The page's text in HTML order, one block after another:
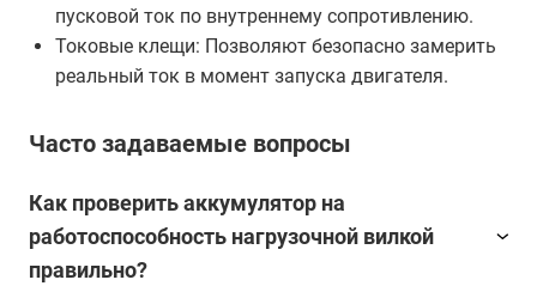
пусковой ток по внутреннему сопротивлению.
Токовые клещи: Позволяют безопасно замерить
реальный ток в момент запуска двигателя.
Часто задаваемые вопросы
Как проверить аккумулятор на
работоспособность нагрузочной вилкой
правильно?